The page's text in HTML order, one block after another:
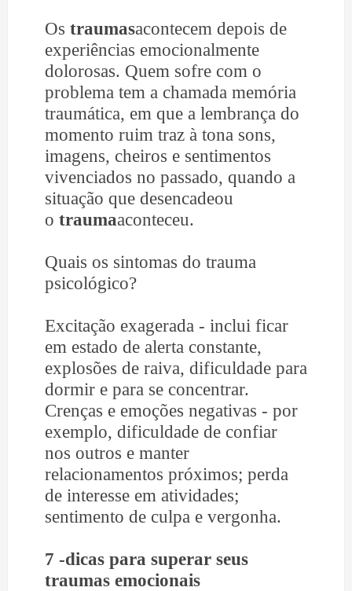
Os traumasacontecem depois de
experiências emocionalmente
dolorosas. Quem sofre com o
problema tem a chamada memória
traumática, em que a lembrança do
momento ruim traz à tona sons,
imagens, cheiros e sentimentos
vivenciados no passado, quando a
situação que desencadeou
o traumaaconteceu.
Quais os sintomas do trauma
psicológico?
Excitação exagerada - inclui ficar
em estado de alerta constante,
explosões de raiva, dificuldade para
dormir e para se concentrar.
Crenças e emoções negativas - por
exemplo, dificuldade de confiar
nos outros e manter
relacionamentos próximos; perda
de interesse em atividades;
sentimento de culpa e vergonha.
7 -dicas para superar seus
traumas emocionais